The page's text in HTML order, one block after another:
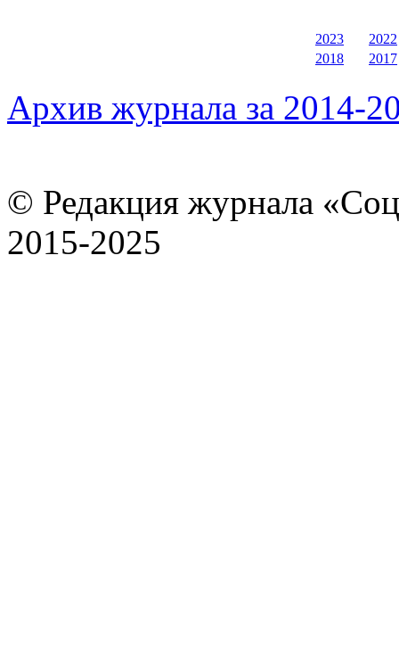
2023
2022
2018
2017
Архив журнала за 2014-
© Редакция журнала
2015-2025